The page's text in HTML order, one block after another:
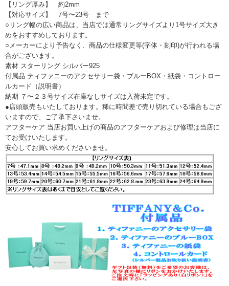
【リング厚み】 約2mm
【対応サイズ】 7号〜23号 まで
○リング幅の広い商品は、当店では通常リングサイズより1号サイズ大き
めをおすすめしております。
○メーカーにより予告なく、商品の仕様変更等(字体・刻印)が行われる場
合がございます。
素材 スターリング シルバー925
付属品 ティファニーのアクセサリー袋・ブルーBOX・紙袋・コントロー
ルカード（説明書）
納期 ７〜２３号サイズ在庫なしサイズは入荷未定です。
●店頭販売もいたしております。稀に時間差で売り切れている場合もござ
いますので、ご了承下さいませ。
アフターケア 当店お買い上げの商品のアフターケアおよび修理は当店に
てお受けいたします。
安心してお買い求めくださいませ。